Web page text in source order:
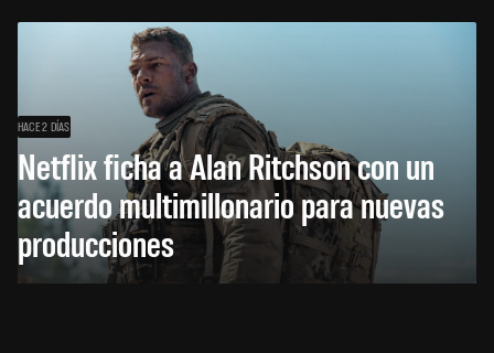
HACE 2 DÍAS
Netflix ficha a Alan Ritchson con un
acuerdo multimillonario para nuevas
producciones